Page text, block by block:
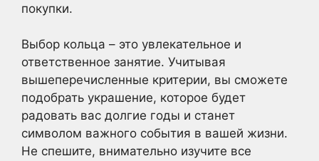
покупки.
Выбор кольца – это увлекательное и
ответственное занятие. Учитывая
вышеперечисленные критерии, вы сможете
подобрать украшение, которое будет
радовать вас долгие годы и станет
символом важного события в вашей жизни.
Не спешите, внимательно изучите все